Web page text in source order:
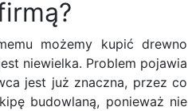
możemy kupić drewno
niewielka. Problem pojawia
jest już znaczna, przez co
budowlaną, ponieważ nie